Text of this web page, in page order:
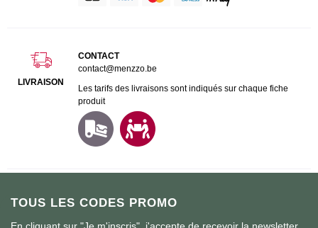
TOUS LES CODES PROMO
LIVRAISON
CONTACT
contact@menzzo.be
Les tarifs des livraisons sont indiqués sur chaque fiche
produit